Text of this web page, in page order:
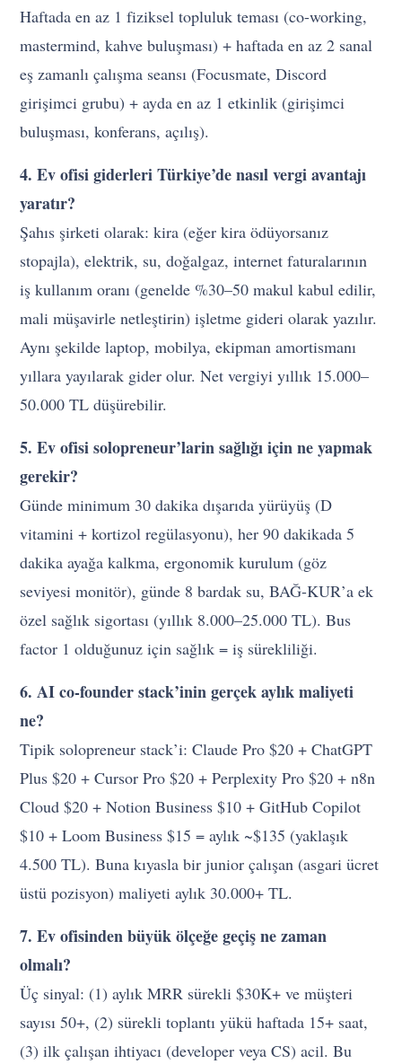
Haftada en az 1 fiziksel topluluk teması (co-working,
mastermind, kahve buluşması) + haftada en az 2 sanal
eş zamanlı çalışma seansı (Focusmate, Discord
girişimci grubu) + ayda en az 1 etkinlik (girişimci
buluşması, konferans, açılış).
4. Ev ofisi giderleri Türkiye’de nasıl vergi avantajı
yaratır?
Şahıs şirketi olarak: kira (eğer kira ödüyorsanız
stopajla), elektrik, su, doğalgaz, internet faturalarının
iş kullanım oranı (genelde %30–50 makul kabul edilir,
mali müşavirle netleştirin) işletme gideri olarak yazılır.
Aynı şekilde laptop, mobilya, ekipman amortismanı
yıllara yayılarak gider olur. Net vergiyi yıllık 15.000–
50.000 TL düşürebilir.
5. Ev ofisi solopreneur’larin sağlığı için ne yapmak
gerekir?
Günde minimum 30 dakika dışarıda yürüyüş (D
vitamini + kortizol regülasyonu), her 90 dakikada 5
dakika ayağa kalkma, ergonomik kurulum (göz
seviyesi monitör), günde 8 bardak su, BAĞ-KUR’a ek
özel sağlık sigortası (yıllık 8.000–25.000 TL). Bus
factor 1 olduğunuz için sağlık = iş sürekliliği.
6. AI co-founder stack’inin gerçek aylık maliyeti
ne?
Tipik solopreneur stack’i: Claude Pro $20 + ChatGPT
Plus $20 + Cursor Pro $20 + Perplexity Pro $20 + n8n
Cloud $20 + Notion Business $10 + GitHub Copilot
$10 + Loom Business $15 = aylık ~$135 (yaklaşık
4.500 TL). Buna kıyasla bir junior çalışan (asgari ücret
üstü pozisyon) maliyeti aylık 30.000+ TL.
7. Ev ofisinden büyük ölçeğe geçiş ne zaman
olmalı?
Üç sinyal: (1) aylık MRR sürekli $30K+ ve müşteri
sayısı 50+, (2) sürekli toplantı yükü haftada 15+ saat,
(3) ilk çalışan ihtiyacı (developer veya CS) acil. Bu